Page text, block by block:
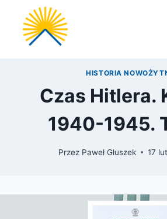
Przejdź
treści
HISTORIA
Czas Hitlera.
1940-1945.
Przez Paweł Głuszek 17